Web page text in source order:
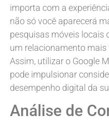
importa com a
não só você aparecerá
pesquisas móveis
um relacionamento
Assim, utilizar o Google
pode impulsionar
desempenho digital da
Análise de